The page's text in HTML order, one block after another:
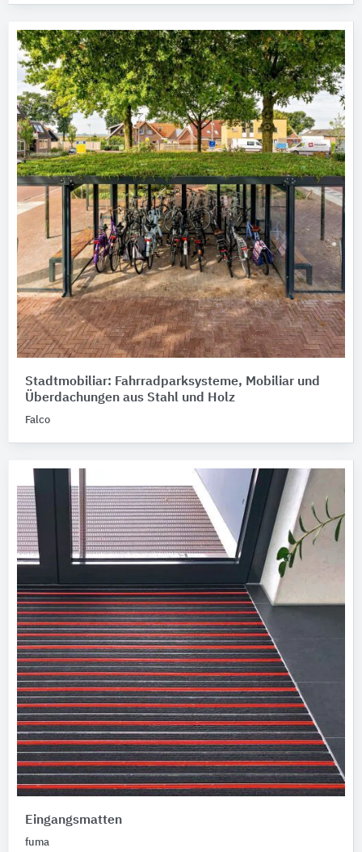
Stadtmobiliar: Fahrradparksysteme, Mobiliar und
Überdachungen aus Stahl und Holz
Falco
Eingangsmatten
fuma